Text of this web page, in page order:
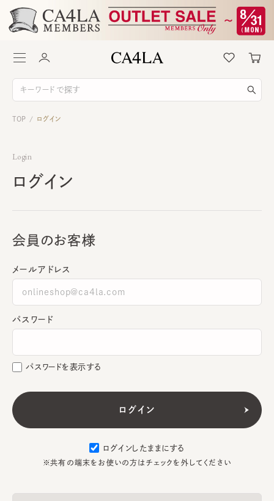
TOP / ログイン
Login
ログイン
会員のお客様
メールアドレス
パスワード
パスワードを表示する
ログインしたままにする
※共有の端末をお使いの方はチェックを外してください